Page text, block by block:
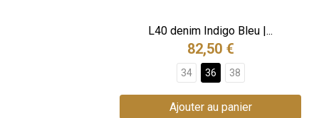
L40 denim Indigo Bleu |...
82,50 €
34 36 38
Ajouter au panier